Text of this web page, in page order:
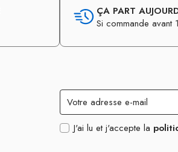
ÇA PART
Si commande avant
J'ai lu et j'accepte la